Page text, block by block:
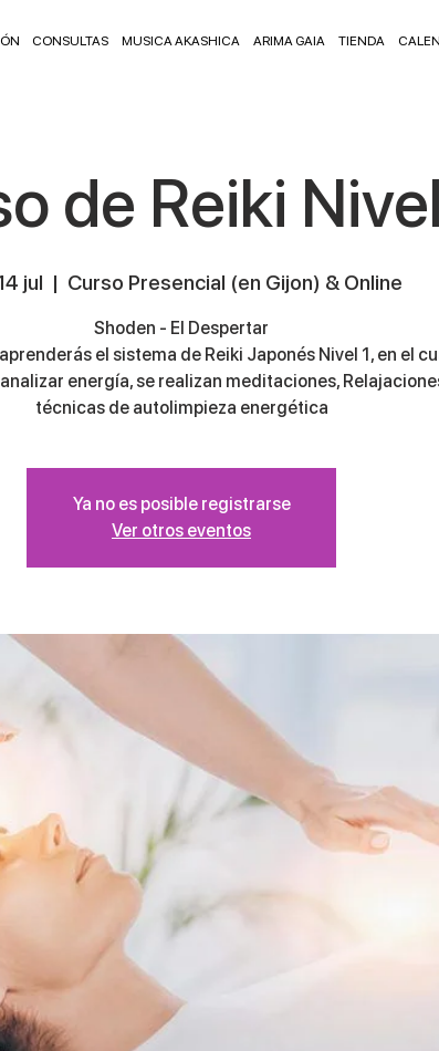
CONSULTAS MUSICA AKASHICA ARIMA GAIA TIENDA
de Reiki
jul
  |
Curso Presencial (en Gijon) & Online
Shoden - El Despertar
el sistema de Reiki Japonés Nivel 1, en el
energía, se realizan meditaciones,
técnicas de autolimpieza energética
Ya no es posible registrarse
Ver otros eventos